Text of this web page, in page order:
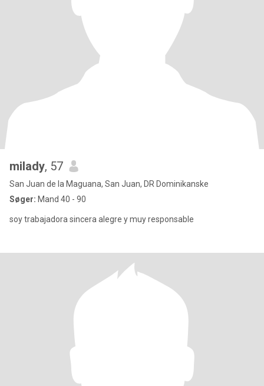
milady, 57
San Juan de la Maguana, San Juan, DR Dominikanske
Søger: Mand 40 - 90
soy trabajadora sincera alegre y muy responsable